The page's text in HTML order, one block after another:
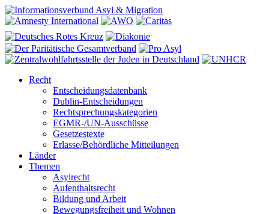
Recht
Entscheidungsdatenbank
Dublin-Entscheidungen
Rechtsprechungskategorien
EGMR-/UN-Ausschüsse
Gesetzestexte
Erlasse/Behördliche Mitteilungen
Länder
Themen
Asylrecht
Aufenthaltsrecht
Bildung und Arbeit
Bewegungsfreiheit und Wohnen